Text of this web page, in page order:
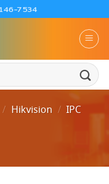
7534
/ Hikvision / IPC